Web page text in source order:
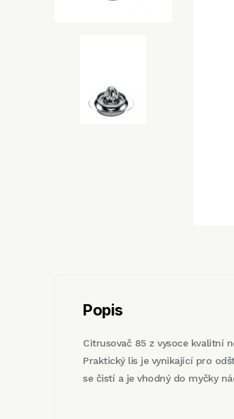
Popis
Citrusovač 85 z vysoce kvalitní
Praktický lis je vynikající pro
se čistí a je vhodný do myčky